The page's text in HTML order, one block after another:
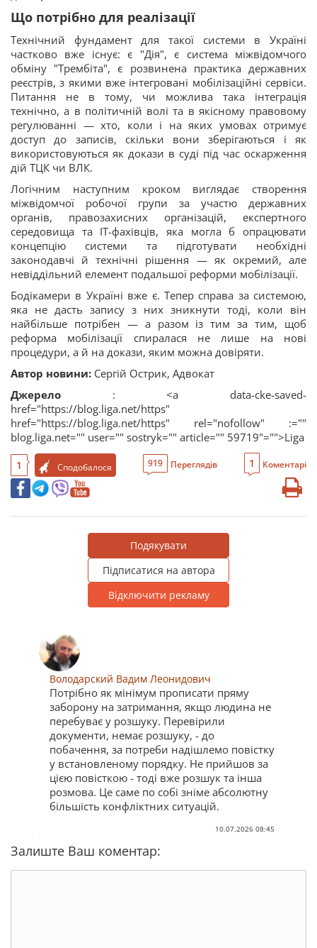
Що потрібно для реалізації
Технічний фундамент для такої системи в Україні
частково вже існує: є "Дія", є система міжвідомчого
обміну "Трембіта", є розвинена практика державних
реєстрів, з якими вже інтегровані мобілізаційні сервіси.
Питання не в тому, чи можлива така інтеграція
технічно, а в політичній волі та в якісному правовому
регулюванні — хто, коли і на яких умовах отримує
доступ до записів, скільки вони зберігаються і як
використовуються як докази в суді під час оскарження
дій ТЦК чи ВЛК.
Логічним наступним кроком виглядає створення
міжвідомчої робочої групи за участю державних
органів, правозахисних організацій, експертного
середовища та ІТ-фахівців, яка могла б опрацювати
концепцію системи та підготувати необхідні
законодавчі й технічні рішення — як окремий, але
невіддільний елемент подальшої реформи мобілізації.
Бодікамери в Україні вже є. Тепер справа за системою,
яка не дасть запису з них зникнути тоді, коли він
найбільше потрібен — а разом із тим за тим, щоб
реформа мобілізації спиралася не лише на нові
процедури, а й на докази, яким можна довіряти.
Автор новини: Сергій Острик, Адвокат
Джерело : <a data-cke-saved-
href="https://blog.liga.net/https"
href="https://blog.liga.net/https" rel="nofollow" :=""
blog.liga.net="" user="" sostryk="" article="" 59719"="">Liga
1 Сподобалося 919 Переглядів 1 Коментарі
Подякувати
Підписатися на автора
Відключити рекламу
Володарский Вадим Леонидович
Потрібно як мінімум прописати пряму
заборону на затримання, якщо людина не
перебуває у розшуку. Перевірили
документи, немає розшуку, - до
побачення, за потреби надішлемо повістку
у встановленому порядку. Не прийшов за
цією повісткою - тоді вже розшук та інша
розмова. Це саме по собі зніме абсолютну
більшість конфліктних ситуацій.
10.07.2026 08:45
Залиште Ваш коментар: